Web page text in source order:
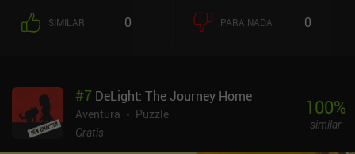
objetos útiles con los que interactuar, y un Narrador que pone voz
a los acontecimientos que suceden en la pantalla.Aunque el juego
otro mundo. Aunque los puzles no son difíciles, arrastrar objetos
por el espacio tridimensional es un reto debido a los controles
toscos y al hecho de que los objetos se ajustan a una cuadrícula.
SIMILAR 0 PARA NADA 0
#7 DeLight: The Journey Home
Aventura
Puzzle
Gratis
100%
similar